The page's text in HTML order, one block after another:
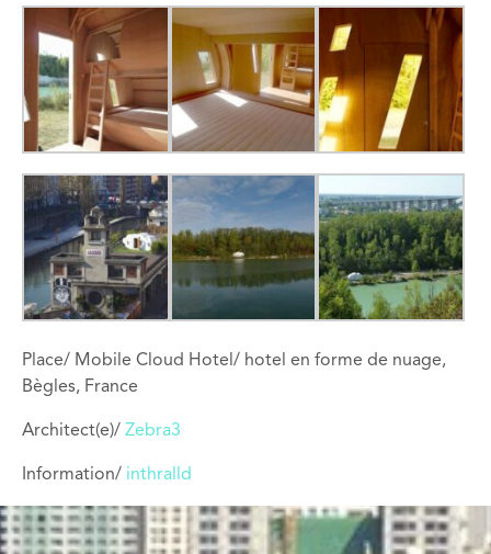
Place/ Mobile Cloud Hotel/ hotel en forme de nuage,
Bègles, France
Architect(e)/ Zebra3
Information/ inthralld